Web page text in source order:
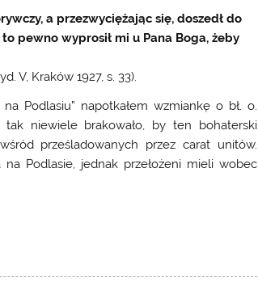
a przezwyciężając się, doszedł do
pewno wyprosił mi u Pana Boga, żeby
V, Kraków 1927, s. 33).
Podlasiu” napotkałem wzmiankę o bł. o.
tak niewiele brakowało, by ten bohaterski
prześladowanych przez carat unitów.
na Podlasie, jednak przełożeni mieli wobec